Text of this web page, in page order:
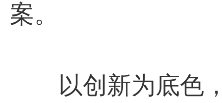
案。
以创新为底色，